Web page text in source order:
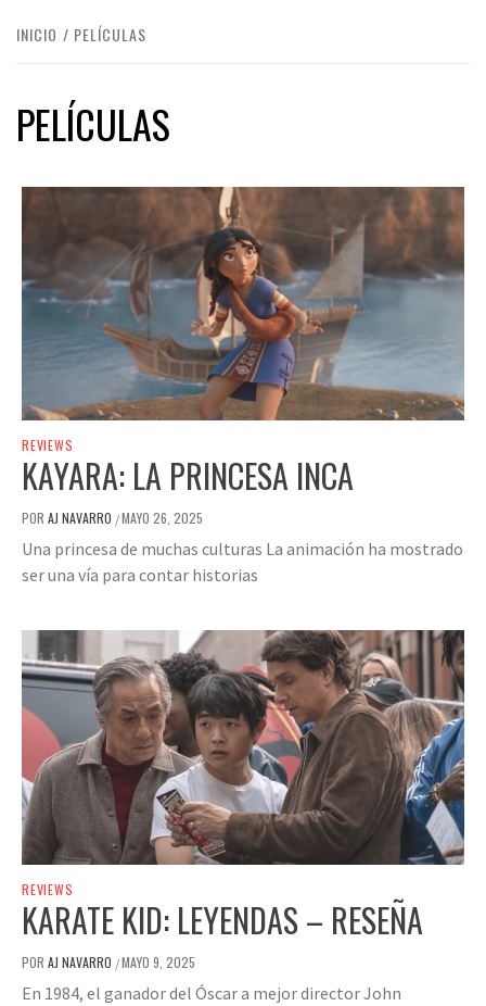
INICIO PELÍCULAS
PELÍCULAS
REVIEWS
KAYARA: LA PRINCESA INCA
POR AJ NAVARRO /MAYO 26, 2025
Una princesa de muchas culturas La animación ha mostrado
ser una vía para contar historias
REVIEWS
KARATE KID: LEYENDAS – RESEÑA
POR AJ NAVARRO /MAYO 9, 2025
En 1984, el ganador del Óscar a mejor director John